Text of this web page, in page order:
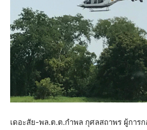
เดอะสัย-พล.ต.ต.กำพล กุศลสถาพร ผู้การ